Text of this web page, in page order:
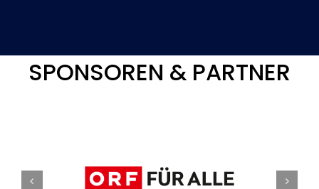
SPONSOREN & PARTNER